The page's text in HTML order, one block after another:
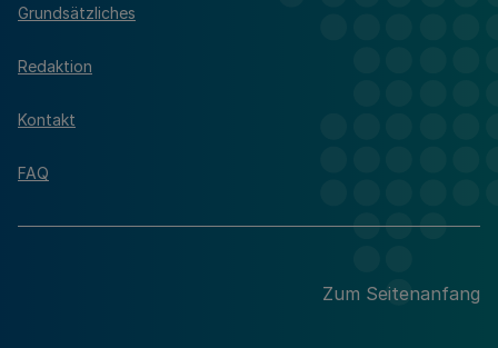
Grundsätzliches
Redaktion
Kontakt
FAQ
Zum Seitenanfang